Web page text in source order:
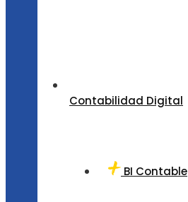
Contabilidad Digital
BI Contable